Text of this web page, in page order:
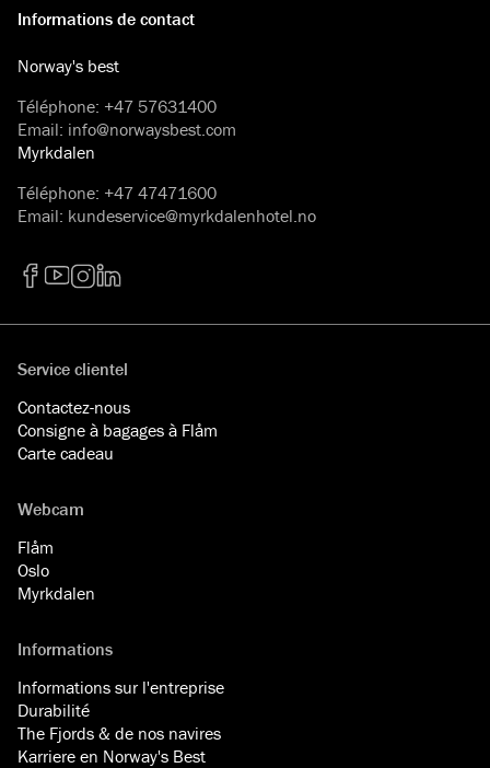
Informations de contact
Norway's best
Téléphone: +47 57631400
Email: info@norwaysbest.com
Myrkdalen
Téléphone: +47 47471600
Email: kundeservice@myrkdalenhotel.no
Service clientel
Contactez-nous
Consigne à bagages à Flåm
Carte cadeau
Webcam
Flåm
Oslo
Myrkdalen
Informations
Informations sur l'entreprise
Durabilité
The Fjords & de nos navires
Karriere en Norway's Best